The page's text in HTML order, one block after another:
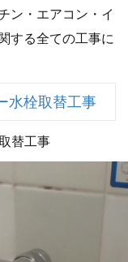
ン・エアコン・イ
する全ての工事に
水栓取替工事
替工事